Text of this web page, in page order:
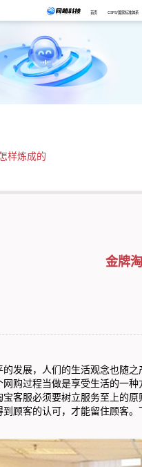
首页 CSPS/国家标准体系
样炼成的
金牌
展，人们的生活观念也随之
网购过程当做是享受生活的一
客服必须要树立服务至上的
顾客的认可，才能留住顾客